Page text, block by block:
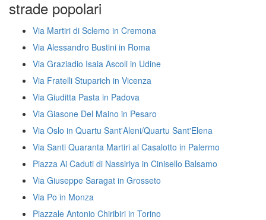
strade popolari
Via Martiri di Sclemo in Cremona
Via Alessandro Bustini in Roma
Via Graziadio Isaia Ascoli in Udine
Via Fratelli Stuparich in Vicenza
Via Giuditta Pasta in Padova
Via Giasone Del Maino in Pesaro
Via Oslo in Quartu Sant'Aleni/Quartu Sant'Elena
Via Santi Quaranta Martiri al Casalotto in Palermo
Piazza Ai Caduti di Nassiriya in Cinisello Balsamo
Via Giuseppe Saragat in Grosseto
Via Po in Monza
Piazzale Antonio Chiribiri in Torino